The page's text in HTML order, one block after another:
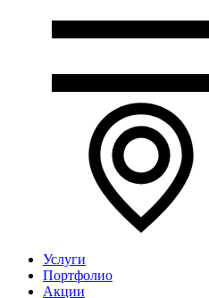
Услуги
Портфолио
Акции